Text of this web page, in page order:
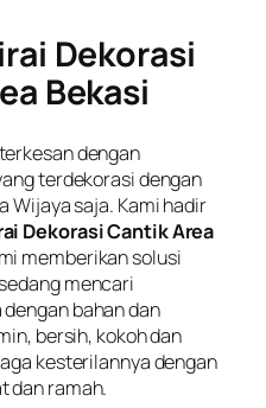
Dekorasi
Bekasi
dengan
terdekorasi dengan
Wijaya saja. Kami hadir
Dekorasi Cantik Area
memberikan solusi
mencari
bahan dan
bersih, kokoh dan
kesterilannya dengan
dan ramah.